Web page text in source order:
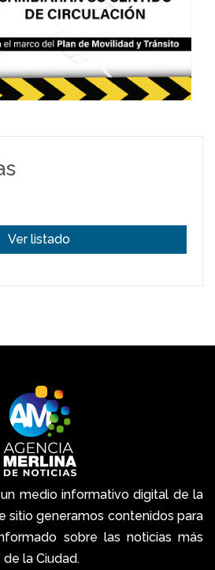
Ver listado
medio informativo digital de la
sitio generamos contenidos para
sobre las noticias más
la Ciudad.